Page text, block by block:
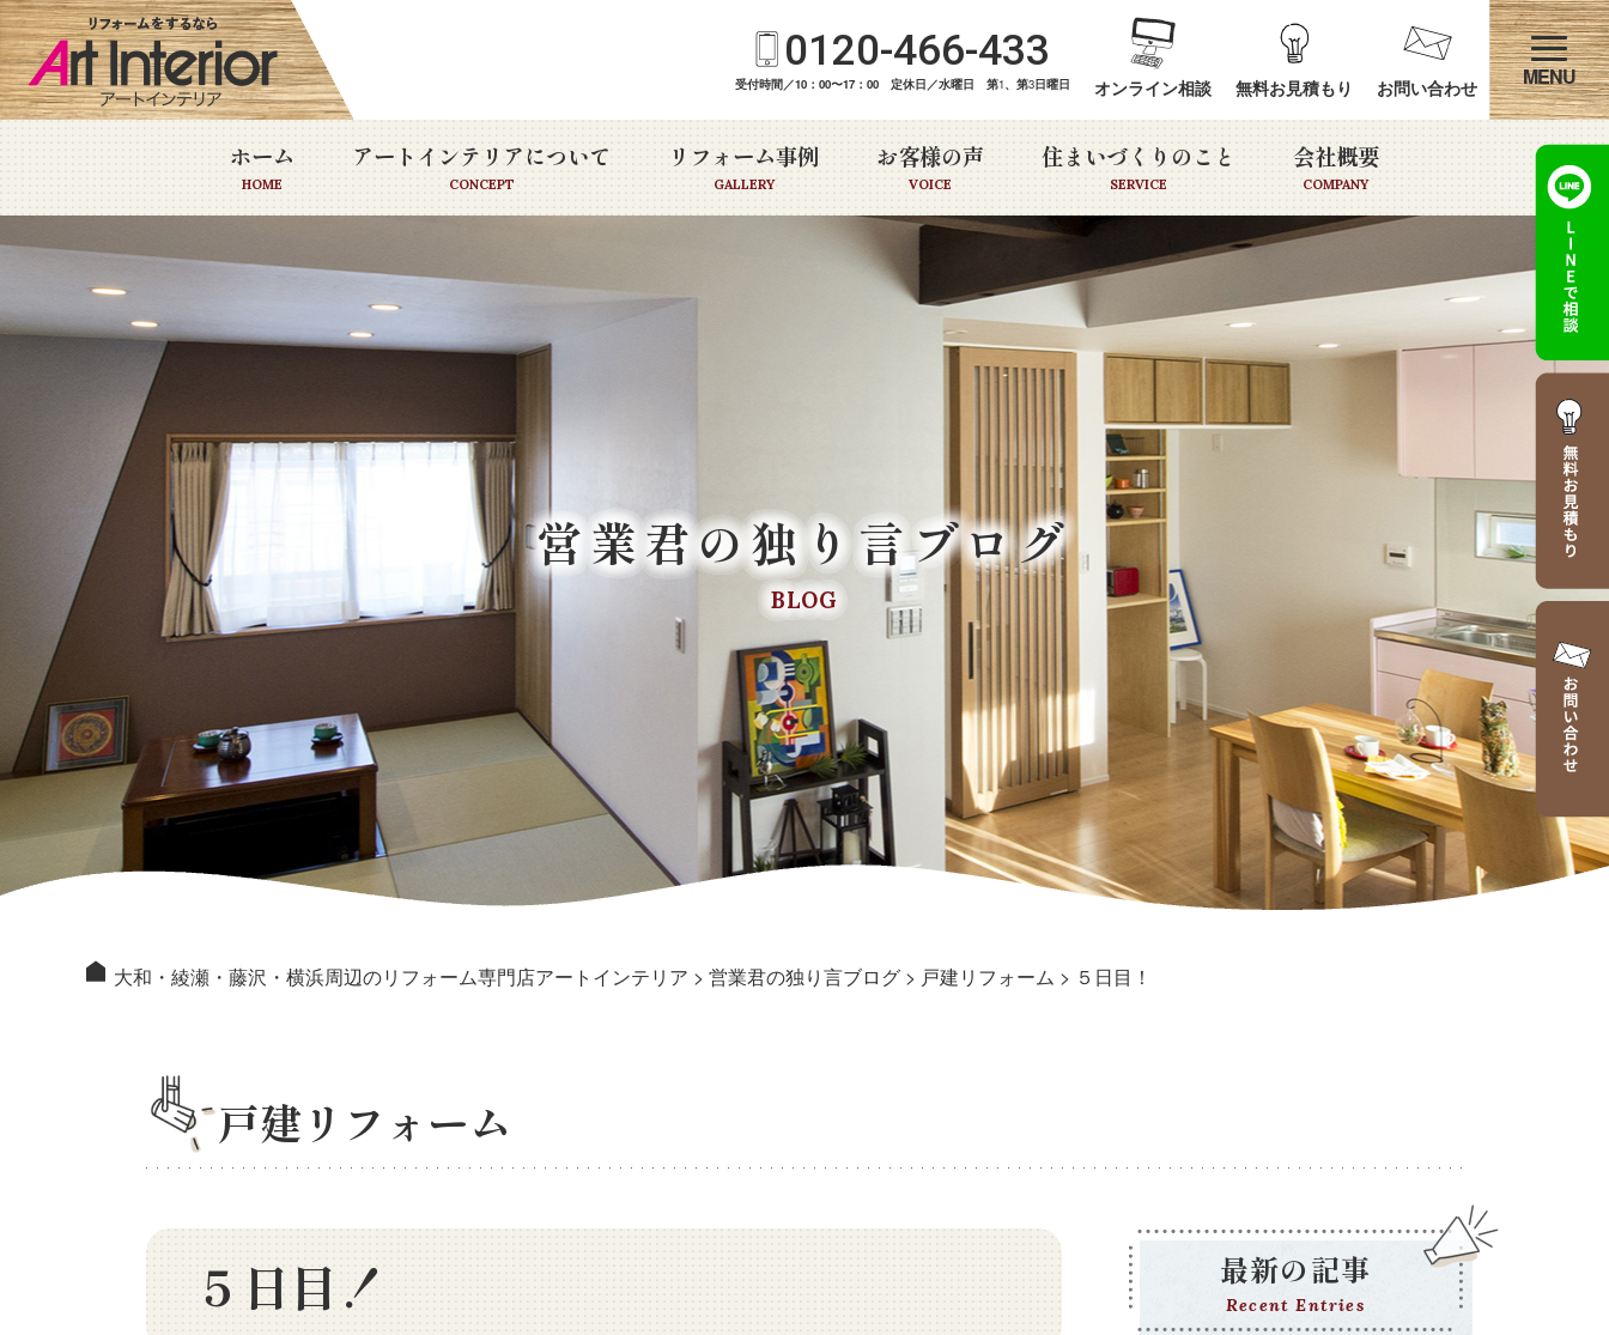
0120-466-433
受付時間／10：00〜17：00 定休日／水曜日 第1 、第3日曜日 オンライン相談 無料お見積もり お問い合わせ
ホーム
HOME
アートインテリアについて
CONCEPT
リフォーム事例
GALLERY
お客様の声
VOICE
住まいづくりのこと
SERVICE
会社概要
COMPANY
営業君の独り言ブログ
BLOG
大和・綾瀬・藤沢・横浜周辺のリフォーム専門店アートインテリア > 営業君の独り言ブログ > 戸建リフォーム > ５日目！
戸建リフォーム
５日目！ 最新の記事
Recent Entries